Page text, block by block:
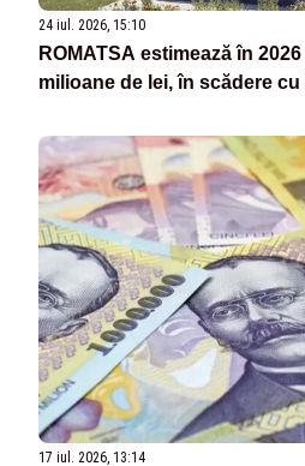
24 iul. 2026, 15:10
ROMATSA estimează în
milioane de lei, în scădere cu
17 iul. 2026, 13:14